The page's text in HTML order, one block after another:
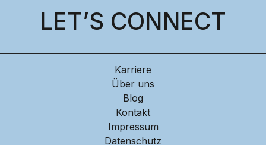
LET’S CONNECT
Karriere
Über uns
Blog
Kontakt
Impressum
Datenschutz